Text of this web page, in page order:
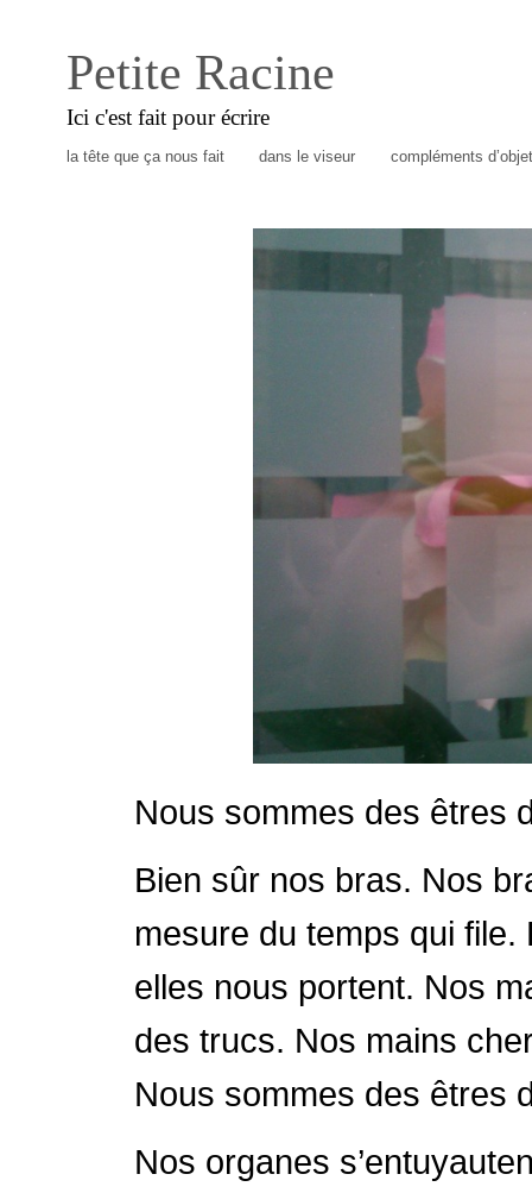
Petite Racine
Ici c'est fait pour écrire
la tête que ça nous fait dans le viseur compléments
Nous sommes des êtres
Bien sûr nos bras. Nos
mesure du temps qui
elles nous portent. Nos
des trucs. Nos mains
Nous sommes des êtres
Nos organes